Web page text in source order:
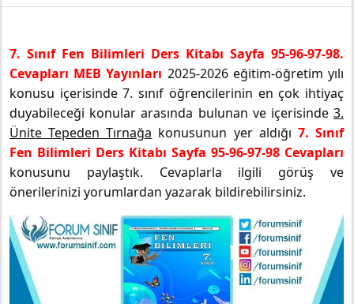
7. Sınıf Fen Bilimleri Ders Kitabı Sayfa 95-96-97-98.
Cevapları MEB Yayınları 2025-2026 eğitim-öğretim yılı
konusu içerisinde 7. sınıf öğrencilerinin en çok ihtiyaç
duyabileceği konular arasında bulunan ve içerisinde 3.
Ünite Tepeden Tırnağa konusunun yer aldığı 7. Sınıf
Fen Bilimleri Ders Kitabı Sayfa 95-96-97-98 Cevapları
konusunu paylaştık. Cevaplarla ilgili görüş ve
önerilerinizi yorumlardan yazarak bildirebilirsiniz.